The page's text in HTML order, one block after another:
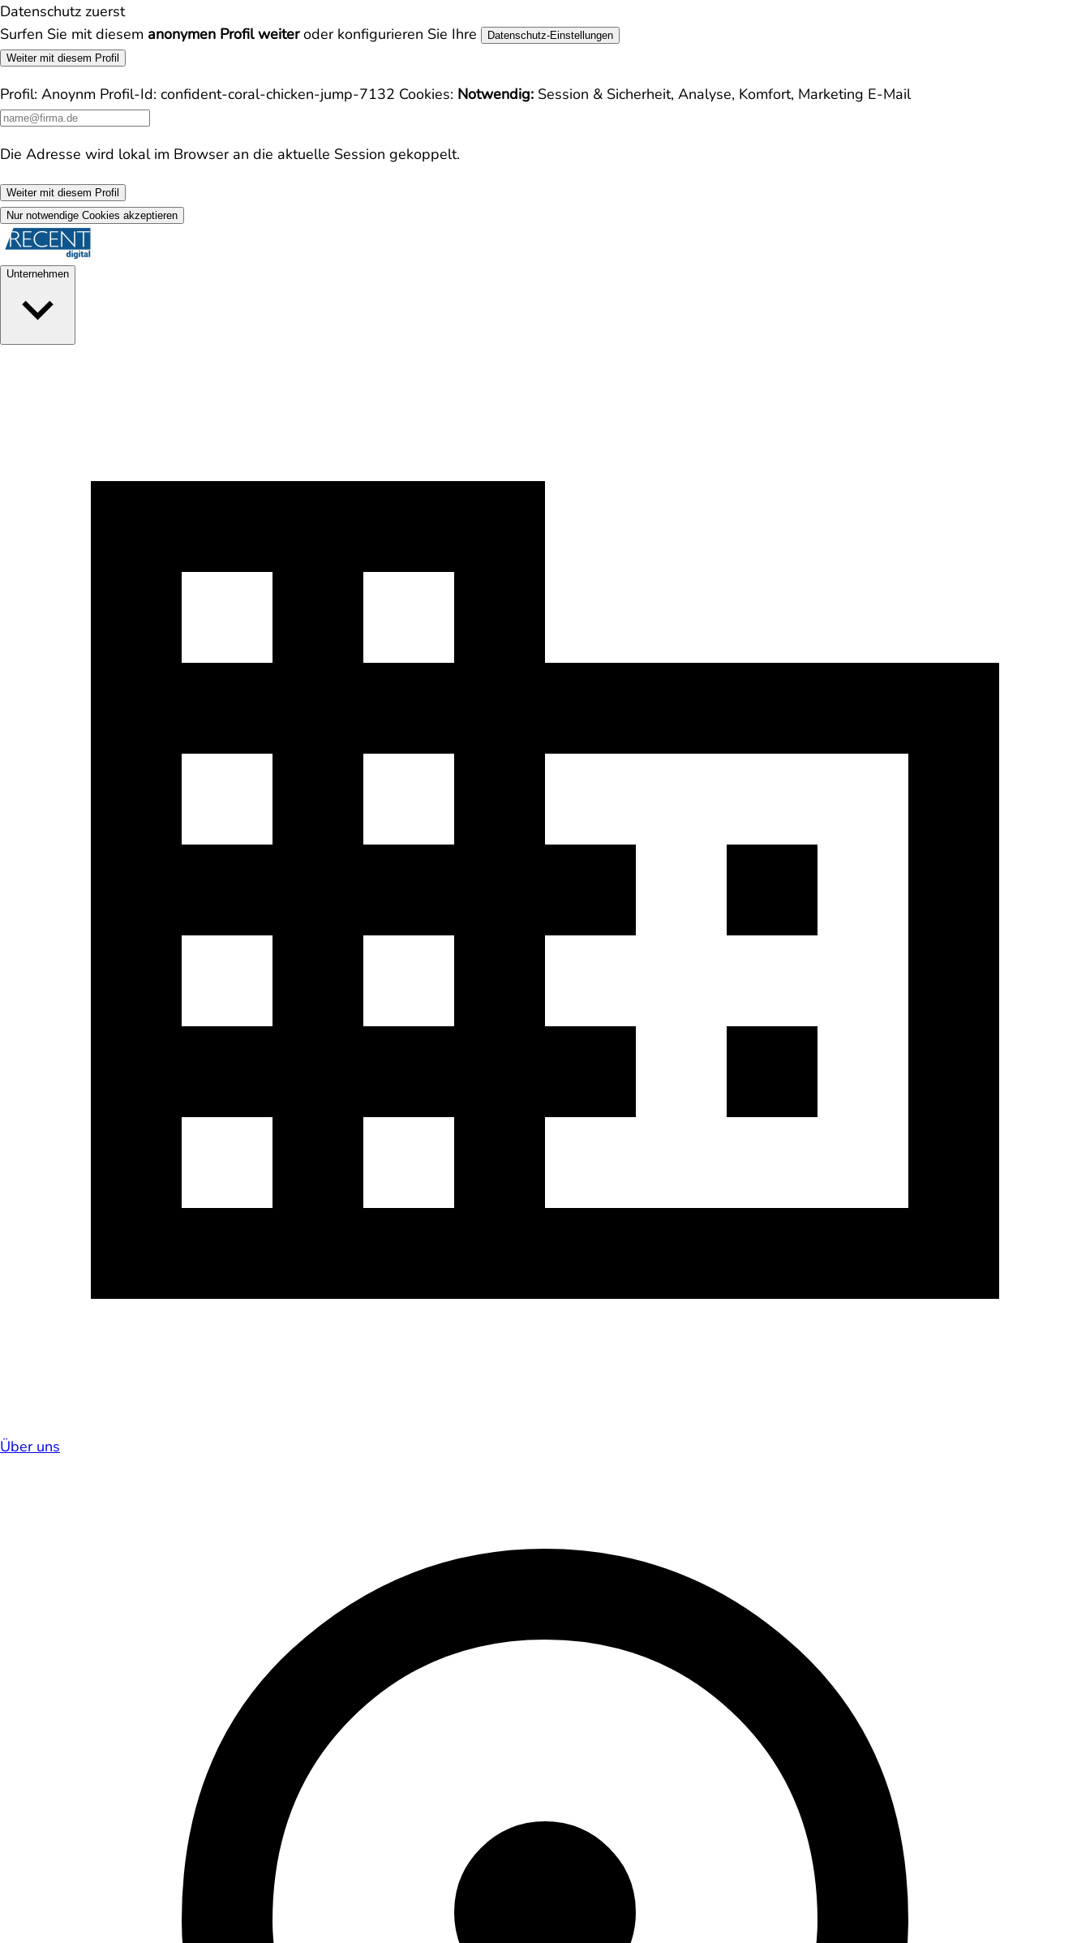
Datenschutz zuerst
Surfen Sie mit diesem anonymen Profil weiteroder konfigurieren Sie Ihre
Datenschutz-Einstellungen
Weiter mit diesem Profil
Profil: Anoynm Profil-Id: confident-coral-chicken-jump-7132 Cookies: Notwendig: Session & Sicherheit, Analyse, Komfort, Marketing E-Mail
Die Adresse wird lokal im Browser an die aktuelle Session gekoppelt.
Weiter mit diesem Profil
Nur notwendige Cookies akzeptieren
Unternehmen
Über uns